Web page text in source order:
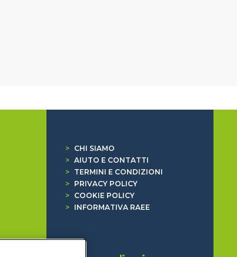
>
CHI SIAMO
> AIUTO E CONTATTI
>
TERMINI E CONDIZIONI
>
PRIVACY POLICY
>
COOKIE POLICY
>
INFORMATIVA RAEE